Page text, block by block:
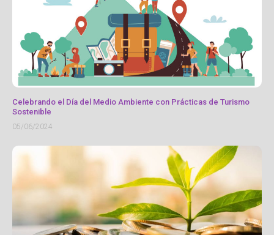
Celebrando el Día del Medio Ambiente con Prácticas de Turismo
Sostenible
05/06/2024